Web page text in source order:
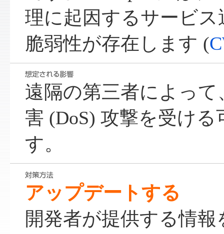
理に起因するサービス
脆弱性が存在します (
遠隔の第三者によっ
害 (DoS) 攻撃を受け
す。
アップデートする
開発者が提供する情